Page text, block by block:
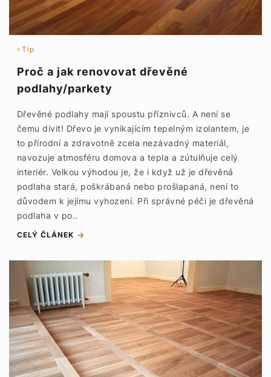
Tip
Proč a jak renovovat dřevěné
podlahy/parkety
Dřevěné podlahy mají spoustu příznivců. A není se
čemu divit! Dřevo je vynikajícím tepelným izolantem, je
to přírodní a zdravotně zcela nezávadný materiál,
navozuje atmosféru domova a tepla a zútulňuje celý
interiér. Velkou výhodou je, že i když už je dřevěná
podlaha stará, poškrábaná nebo prošlapaná, není to
důvodem k jejímu vyhození. Při správné péči je dřevěná
podlaha v po..
CELÝ ČLÁNEK